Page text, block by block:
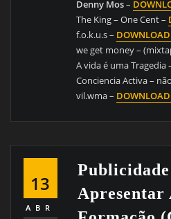
Denny Mos–
The King – One Cent –
f.o.k.u.s –
we get money –
A vida é uma Tragedia
Conciencia Activa –
vil.wma –
13
ABR
Apresentar